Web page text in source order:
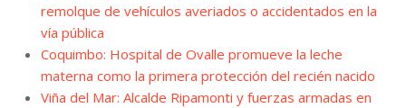
remolque de vehículos averiados o accidentados en la
vía pública
Coquimbo: Hospital de Ovalle promueve la leche
materna como la primera protección del recién nacido
Viña del Mar: Alcalde Ripamonti y fuerzas armadas en